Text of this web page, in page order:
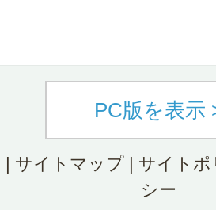
PC版を表示
| サイトマップ| サイトポ
シー